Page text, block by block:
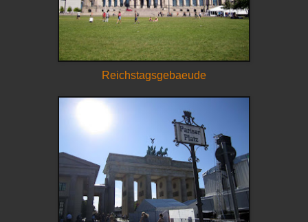
Reichstagsgebaeude